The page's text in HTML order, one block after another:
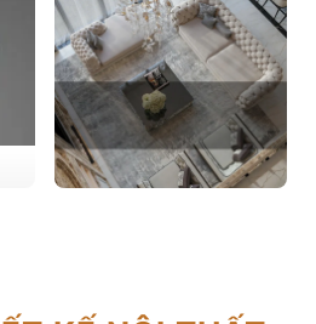
theo phong cách sống với
thiết kế nội thất thông minh
mang tính thẩm mỹ cao
Xem chi tiết